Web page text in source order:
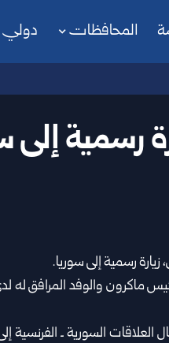
المحافظات دولي
رسمية إلى
زيارة رسمية إلىسوريا.‏
ماكرون والوفد المرافق له
لرئيس فرنسي منذ عام 2009، ‏وتجسد انتقال العلاقات